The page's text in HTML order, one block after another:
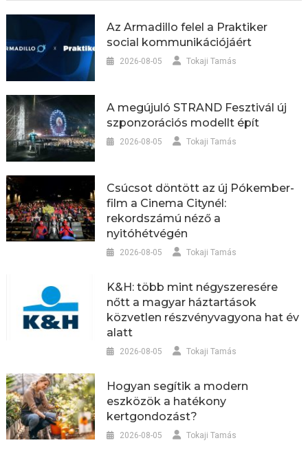
Az Armadillo felel a Praktiker
social kommunikációjáért
2026-08-05 Tokaji Tamás
A megújuló STRAND Fesztivál új
szponzorációs modellt épít
2026-08-05 Tokaji Tamás
Csúcsot döntött az új Pókember-
film a Cinema Citynél:
rekordszámú néző a
nyitóhétvégén
2026-08-05 Tokaji Tamás
K&H: több mint négyszeresére
nőtt a magyar háztartások
közvetlen részvényvagyona hat év
alatt
2026-08-05 Tokaji Tamás
Hogyan segítik a modern
eszközök a hatékony
kertgondozást?
2026-08-05 Tokaji Tamás